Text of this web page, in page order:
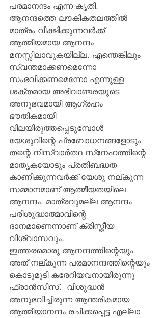
പരമാനന്ദം എന്ന കൃതി.
ആനന്ദത്തെ ലൗകികതലത്തില്‍
മാത്രം വീക്ഷിക്കുന്നവര്‍ക്ക്
ആത്മീയമായ ആനന്ദം
മനസ്സിലാവുകയില്ല. എന്തെങ്കിലും
സ്വന്തമാക്കണമെന്നോ
സംഭവിക്കണമെന്നോ എന്നുള്ള
ശക്തമായ അഭിവാഞ്ഛയുടെ
അനുഭവമായി ആഗ്രഹം
ഭൗതികമായി
വിലയിരുത്തപ്പെടുമ്പോള്‍
യേശുവിന്റെ പ്രബോധനങ്ങളോടും
തന്റെ നിസ്വാര്‍ത്ഥ സ്‌നേഹത്തിന്റെ
മാതൃകയോടും പ്രതിബദ്ധത
കാണിക്കുന്നവര്‍ക്ക് യേശു നല്കുന്ന
സമ്മാനമാണ് ആത്മീയതയിലെ
ആനന്ദം. മാത്രവുമല്ല ആനന്ദം
പരിശുദ്ധാത്മാവിന്റെ
ദാനമാണെന്നാണ് ക്രിസ്തീയ
വിശ്വാസവും.
ഇത്തരമൊരു ആനന്ദത്തിന്റെയും
അത് നല്കുന്ന പരമാനന്ദത്തിന്റെയും
കൊടുമുടി കരേറിയവനായിരുന്നു
ഫ്രാന്‍സിസ്.  വിശുദ്ധന്‍
അനുഭവിച്ചിരുന്ന ആന്തരികമായ
ആത്മീയാനന്ദം രചിക്കപ്പെട്ട എല്ലാ